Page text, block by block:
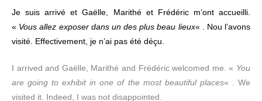
Je suis arrivé et Gaëlle, Marithé et Frédéric m’ont accueilli.
« Vous allez exposer dans un des plus beau lieux« . Nou l’avons
visité. Effectivement, je n’ai pas été déçu.
I arrived and Gaëlle, Marithé and Frédéric welcomed me. « You
are going to exhibit in one of the most beautiful places« . We
visited it. Indeed, I was not disappointed.